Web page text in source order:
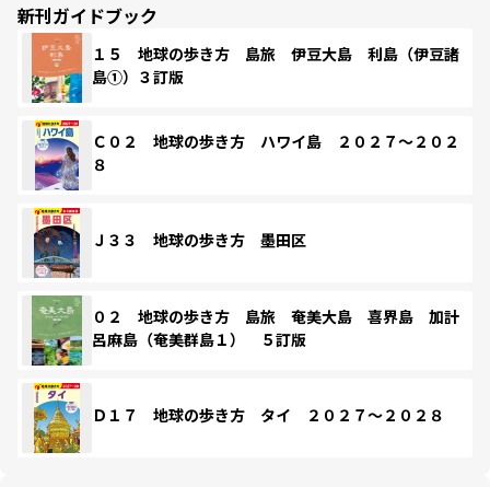
新刊ガイドブック
１５ 地球の歩き方 島旅 伊豆大島 利島（伊豆諸
島①）３訂版
Ｃ０２ 地球の歩き方 ハワイ島 ２０２７～２０２
８
Ｊ３３ 地球の歩き方 墨田区
０２ 地球の歩き方 島旅 奄美大島 喜界島 加計
呂麻島（奄美群島１） ５訂版
Ｄ１７ 地球の歩き方 タイ ２０２７～２０２８